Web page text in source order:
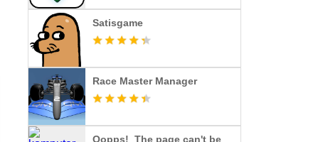
Satisgame
Race Master Manager
Oopps! The page can't be